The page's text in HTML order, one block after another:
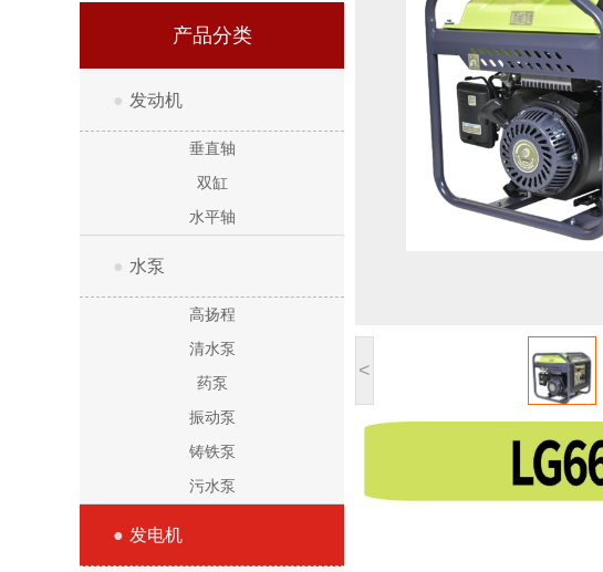
产品分类
● 发动机
垂直轴
双缸
水平轴
● 水泵
高扬程
清水泵
药泵
振动泵
铸铁泵
污水泵
● 发电机
<